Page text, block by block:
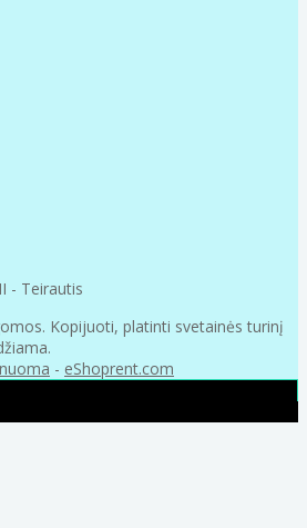
- Teirautis
Kopijuoti, platinti svetainės turinį
- eShoprent.com